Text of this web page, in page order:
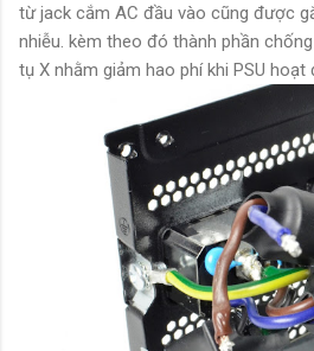
từ jack cắm AC đầu vào cũng được
nhiễu. kèm theo đó thành phần
tụ X nhằm giảm hao phí khi PSU hoạt